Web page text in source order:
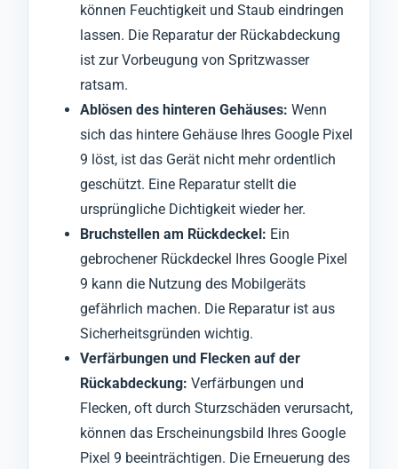
können Feuchtigkeit und Staub eindringen
lassen. Die Reparatur der Rückabdeckung
ist zur Vorbeugung von Spritzwasser
ratsam.
Ablösen des hinteren Gehäuses: Wenn
sich das hintere Gehäuse Ihres Google Pixel
9 löst, ist das Gerät nicht mehr ordentlich
geschützt. Eine Reparatur stellt die
ursprüngliche Dichtigkeit wieder her.
Bruchstellen am Rückdeckel: Ein
gebrochener Rückdeckel Ihres Google Pixel
9 kann die Nutzung des Mobilgeräts
gefährlich machen. Die Reparatur ist aus
Sicherheitsgründen wichtig.
Verfärbungen und Flecken auf der
Rückabdeckung: Verfärbungen und
Flecken, oft durch Sturzschäden verursacht,
können das Erscheinungsbild Ihres Google
Pixel 9 beeinträchtigen. Die Erneuerung des